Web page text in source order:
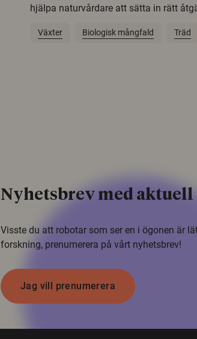
hjälpa naturvårdare att sätta in rätt
Växter Biologisk mångfald Träd
Nyhetsbrev med
Visste du att robotar som ser en i ögonen är
forskning, prenumerera på vårt nyhetsbrev!
Jag vill prenumerera